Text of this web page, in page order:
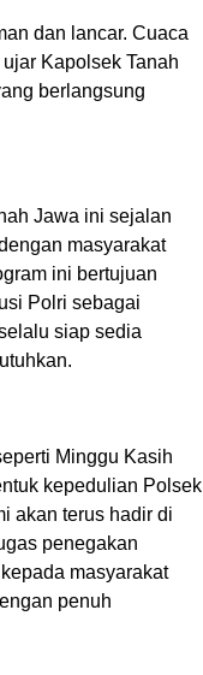
dan lancar. Cuaca
Kapolsek Tanah
berlangsung
Jawa ini sejalan
masyarakat
ini bertujuan
Polri sebagai
siap sedia
Minggu Kasih
kepedulian Polsek
akan terus hadir di
penegakan
masyarakat
penuh